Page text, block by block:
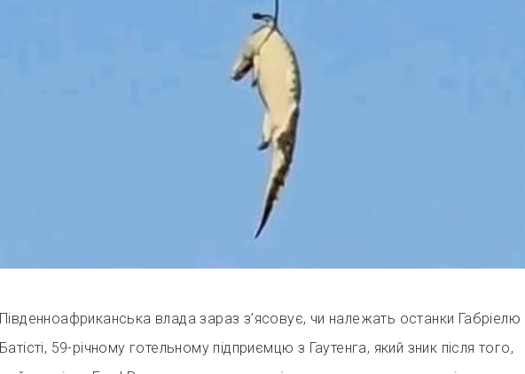
Південноафриканська влада зараз з’ясовує, чи належать останки Габріелю
Батісті, 59-річному готельному підприємцю з Гаутенга, який зник після того,